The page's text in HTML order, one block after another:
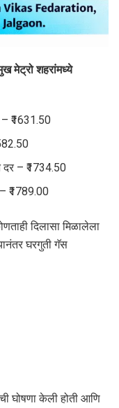
मेट्रो शहरांमध्ये
₹1631.50
– ₹1734.50
₹1789.00
दिलासा मिळालेला
घरगुती गॅस
घोषणा केली होती आणि